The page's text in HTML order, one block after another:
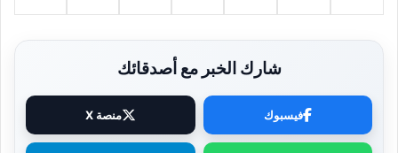
شارك الخبر مع أصدقائك
فيسبوك منصة X